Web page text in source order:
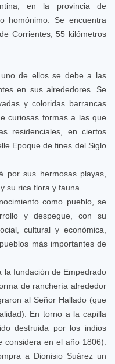
en la provincia de
homónimo. Se encuentra
Corrientes, 55 kilómetros
de ellos se debe a las
en sus alrededores. Se
y coloridas barrancas
curiosas formas a las que
residenciales, en ciertos
Epoque de fines del Siglo
por sus hermosas playas,
su rica flora y fauna.
como pueblo, se
y despegue, con su
cultural y económica,
más importantes de
la fundación de Empedrado
de ranchería alrededor
al Señor Hallado (que
En torno a la capilla
destruida por los indios
considera en el año 1806).
a Dionisio Suárez un